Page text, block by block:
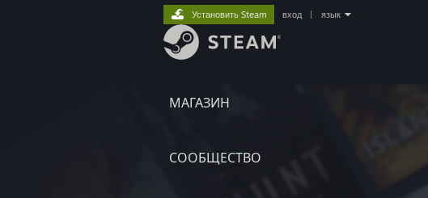
МАГАЗИН
СООБЩЕСТВО
Установить Steam вход язык